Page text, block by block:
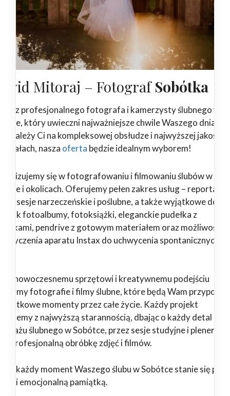
Mitoraj – FotografSobótka
profesjonalnego fotografa i kamerzysty ślubnego w
który uwieczni najważniejsze chwile Waszego dnia?
zależy Ci na kompleksowej obsłudze i najwyższej jakości
nasza oferta będzie idealnym wyborem!
się w fotografowaniu i filmowaniu ślubów w
i okolicach. Oferujemy pełen zakres usług – reportaże
sesje narzeczeńskie i poślubne, a także wyjątkowe
jak fotoalbumy, fotoksiążki, eleganckie pudełka z
pendrive z gotowym materiałem oraz możliwość
aparatu Instax do uchwycenia spontanicznych
nowoczesnemu sprzętowi i kreatywnemu podejściu
fotografie i filmy ślubne, które będą Wam
momenty przez całe życie. Każdy projekt
z najwyższą starannością, dbając o każdy detal – od
ślubnego w Sobótce, przez sesje studyjne i
profesjonalną obróbkę zdjęć i filmów.
każdy moment Waszego ślubu w Sobótce stanie się
i emocjonalną pamiątką.